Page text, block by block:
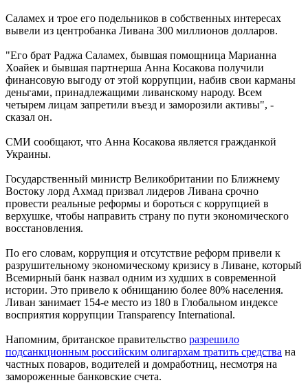
Саламех и трое его подельников в собственных интересах
вывели из центробанка Ливана 300 миллионов долларов.
"Его брат Раджа Саламех, бывшая помощница Марианна
Хоайек и бывшая партнерша Анна Косакова получили
финансовую выгоду от этой коррупции, набив свои карманы
деньгами, принадлежащими ливанскому народу. Всем
четырем лицам запретили въезд и заморозили активы", -
сказал он.
СМИ сообщают, что Анна Косакова является гражданкой
Украины.
Государственный министр Великобритании по Ближнему
Востоку лорд Ахмад призвал лидеров Ливана срочно
провести реальные реформы и бороться с коррупцией в
верхушке, чтобы направить страну по пути экономического
восстановления.
По его словам, коррупция и отсутствие реформ привели к
разрушительному экономическому кризису в Ливане, который
Всемирный банк назвал одним из худших в современной
истории. Это привело к обнищанию более 80% населения.
Ливан занимает 154-е место из 180 в Глобальном индексе
восприятия коррупции Transparency International.
Напомним, британское правительство разрешило
подсанкционным российским олигархам тратить средства на
частных поваров, водителей и домработниц, несмотря на
замороженные банковские счета.